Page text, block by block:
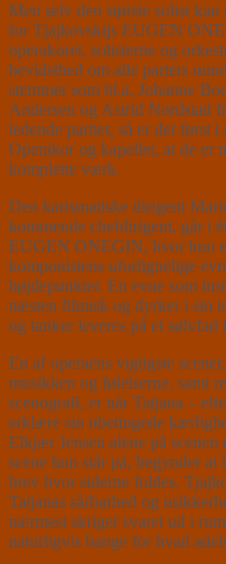
Men selv den største solist
for Tjajkovskijs EUGEN
operakoret, solisterne og
bevidsthed om alle parters
stemmer som bl.a. Johanne
Andersen og Astrid Nordstad
ledende partier, så er det først
Operakor og kapellet, at de er
komplette værk.
Den karismatiske dirigent
kommende chefdirigent, går i
EUGEN ONEGIN, hvor hun
komponistens uforlignelige
højdepunkter. En evne som
næsten filmisk og dyrker i sin
og tanker leveres på et
En af operaens vigtigste
musikken og følelserne, samt
scenografi, er når Tatjana –
erklære sin ubetingede
Elkjær Jensen alene på scenen
scene hun står på, begynder
brev hvor siderne foldes.
Tatjanas sårbarhed og
nærmest skriger svaret ud i
naturligvis bange for hvad